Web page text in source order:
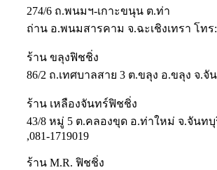
274/6 ถ.พนมฯ-เกาะขนุน ต.ท่า
ถ่าน อ.พนมสารคาม จ.ฉะเชิงเทรา โทร:
ร้าน ขลุงฟิชชิ่ง
86/2 ถ.เทศบาลสาย 3 ต.ขลุง อ.ขลุง จ.จั
ร้าน เหลืองจันทร์ฟิชชิ่ง
43/8 หมู่ 5 ต.คลองขุด อ.ท่าใหม่ จ.จันทบุ
,081-1719019
ร้าน M.R. ฟิชชิ่ง